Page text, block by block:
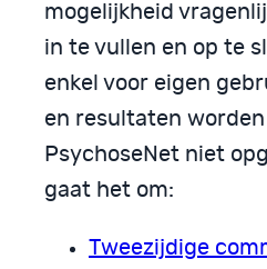
mogelijkheid
in te vullen en op te
enkel voor eigen
en resultaten
PsychoseNet niet
gaat het om:
Tweezijdige